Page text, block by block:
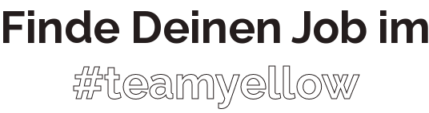
Finde Deinen Job im
#teamyellow